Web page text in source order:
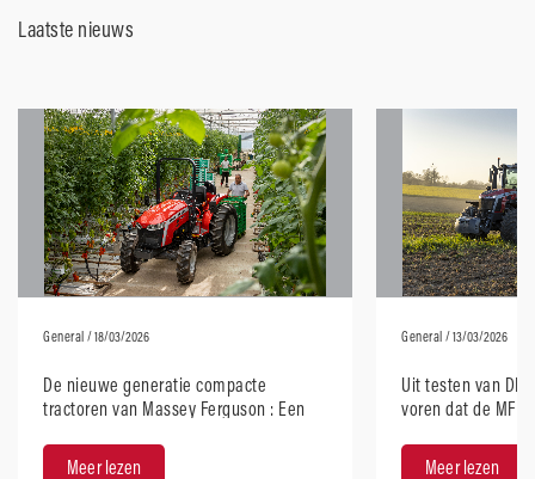
Laatste nieuws
General / 18/03/2026
De nieuwe generatie compacte
tractoren van Massey Ferguson : Een
prestaties
Meer lezen
General / 13/03/2026
Uit testen van
voren dat de MF
Meer lezen